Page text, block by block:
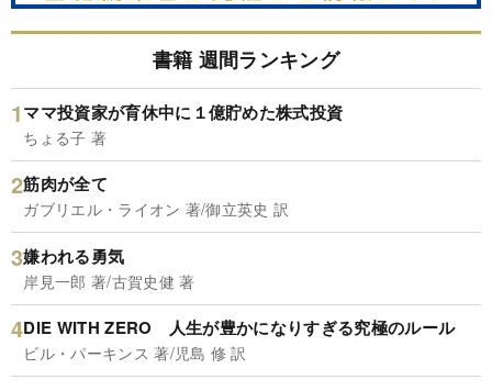
書籍 週間ランキング
ママ投資家が育休中に１億貯めた株式投資
ちょる子 著
筋肉が全て
ガブリエル・ライオン 著/御立英史 訳
嫌われる勇気
岸見一郎 著/古賀史健 著
DIE WITH ZERO 人生が豊かになりすぎる究極のルール
ビル・パーキンス 著/児島 修 訳